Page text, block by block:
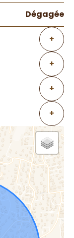
Dégagée
+
+
+
+